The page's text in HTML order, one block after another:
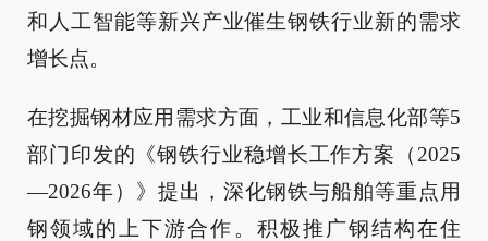
和人工智能等新兴产业催生钢铁行业新的需求
增长点。
在挖掘钢材应用需求方面，工业和信息化部等5
部门印发的《钢铁行业稳增长工作方案（2025
—2026年）》提出，深化钢铁与船舶等重点用
钢领域的上下游合作。积极推广钢结构在住